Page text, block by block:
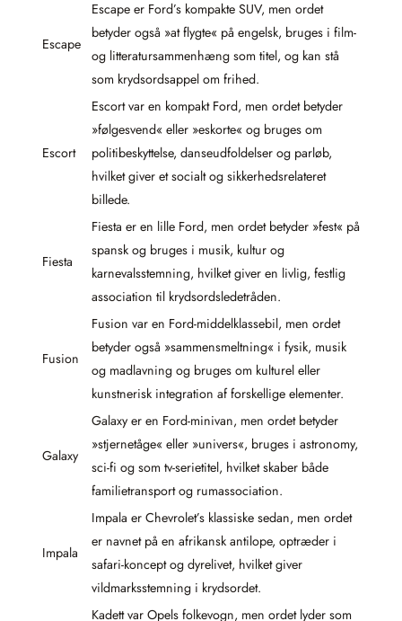
Escape
Escape er Ford’s kompakte SUV, men ordet
betyder også »at flygte« på engelsk, bruges i film-
og litteratursammenhæng som titel, og kan stå
som krydsordsappel om frihed.
Escort
Escort var en kompakt Ford, men ordet betyder
»følgesvend« eller »eskorte« og bruges om
politibeskyttelse, danseudfoldelser og parløb,
hvilket giver et socialt og sikkerhedsrelateret
billede.
Fiesta
Fiesta er en lille Ford, men ordet betyder »fest« på
spansk og bruges i musik, kultur og
karnevalsstemning, hvilket giver en livlig, festlig
association til krydsordsledetråden.
Fusion
Fusion var en Ford-middelklassebil, men ordet
betyder også »sammensmeltning« i fysik, musik
og madlavning og bruges om kulturel eller
kunstnerisk integration af forskellige elementer.
Galaxy
Galaxy er en Ford-minivan, men ordet betyder
»stjernetåge« eller »univers«, bruges i astronomy,
sci-fi og som tv-serietitel, hvilket skaber både
familietransport og rumassociation.
Impala
Impala er Chevrolet’s klassiske sedan, men ordet
er navnet på en afrikansk antilope, optræder i
safari-koncept og dyrelivet, hvilket giver
vildmarksstemning i krydsordet.
Kadett var Opels folkevogn, men ordet lyder som